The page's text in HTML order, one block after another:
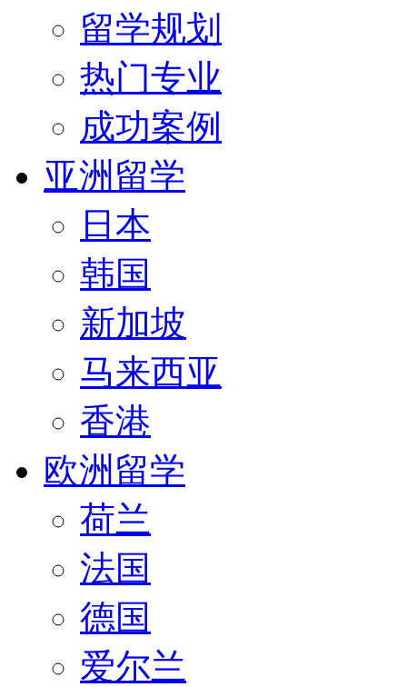
留学规划
热门专业
成功案例
亚洲留学
日本
韩国
新加坡
马来西亚
香港
欧洲留学
荷兰
法国
德国
爱尔兰